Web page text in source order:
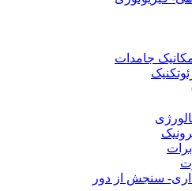
جامدات
سنجش از دور